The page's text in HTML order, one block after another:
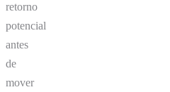
retorno
potencial
antes
de
mover